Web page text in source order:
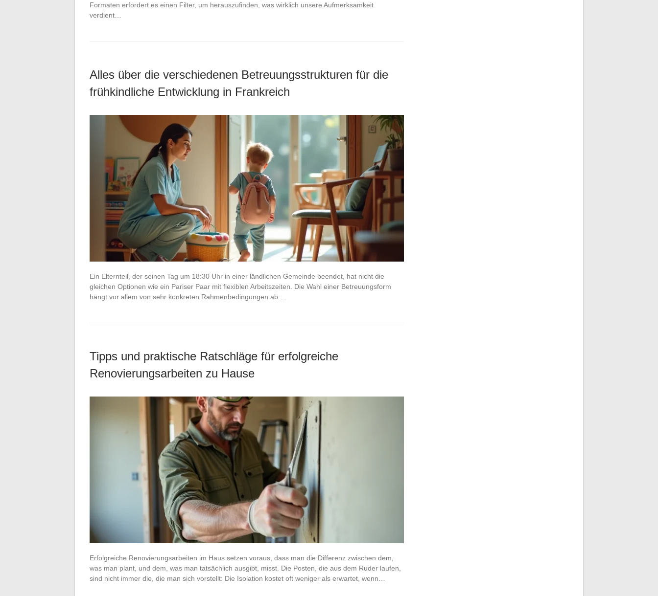
Formaten erfordert es einen Filter, um herauszufinden, was wirklich unsere Aufmerksamkeit
verdient…
Alles über die verschiedenen Betreuungsstrukturen für die
frühkindliche Entwicklung in Frankreich
Ein Elternteil, der seinen Tag um 18:30 Uhr in einer ländlichen Gemeinde beendet, hat nicht die
gleichen Optionen wie ein Pariser Paar mit flexiblen Arbeitszeiten. Die Wahl einer Betreuungsform
hängt vor allem von sehr konkreten Rahmenbedingungen ab:…
Tipps und praktische Ratschläge für erfolgreiche
Renovierungsarbeiten zu Hause
Erfolgreiche Renovierungsarbeiten im Haus setzen voraus, dass man die Differenz zwischen dem,
was man plant, und dem, was man tatsächlich ausgibt, misst. Die Posten, die aus dem Ruder laufen,
sind nicht immer die, die man sich vorstellt: Die Isolation kostet oft weniger als erwartet, wenn…